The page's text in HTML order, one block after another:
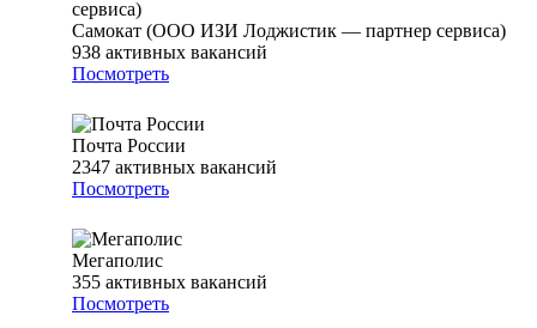
Самокат (ООО ИЗИ Лоджистик — партнер сервиса)
938 активных вакансий
Посмотреть
Почта России
2347 активных вакансий
Посмотреть
Мегаполис
355 активных вакансий
Посмотреть